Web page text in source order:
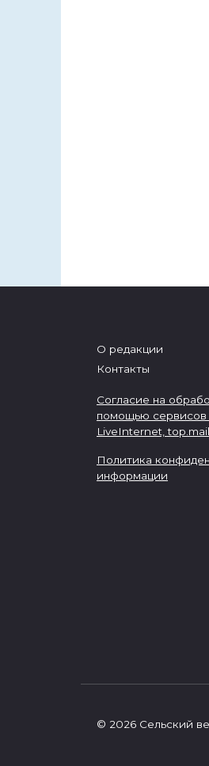
О редакции
Контакты
Согласие на
помощью сервисов
LiveInternet,
Политика
информации
© 2026 Сельский